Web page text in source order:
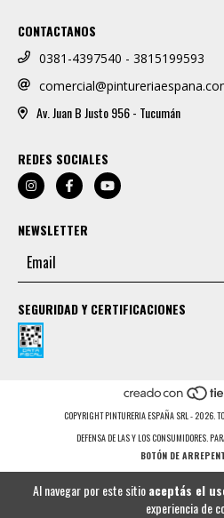
Al navegar por este sitioaceptás el
experiencia de
CONTACTANOS
0381-4397540 - 3815199593
Av. Juan B Justo 956 - Tucumán
REDES SOCIALES
NEWSLETTER
SEGURIDAD Y CERTIFICACIONES
COPYRIGHT PINTURERIA ESPAÑA SRL - 2026.
DEFENSA DE LAS Y LOS CONSUMIDORES.
BOTÓN DE